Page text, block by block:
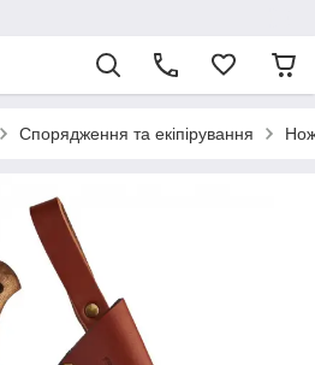
Спорядження та екіпірування